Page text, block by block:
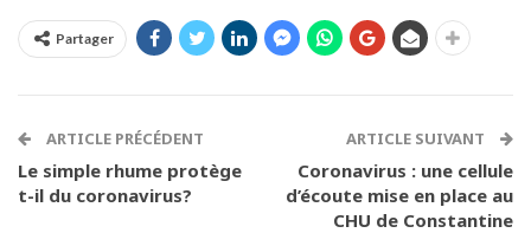
Partager
ARTICLE PRÉCÉDENT
Le simple rhume protège
t-il du coronavirus?
ARTICLE SUIVANT
Coronavirus : une cellule
d’écoute mise en place au
CHU de Constantine